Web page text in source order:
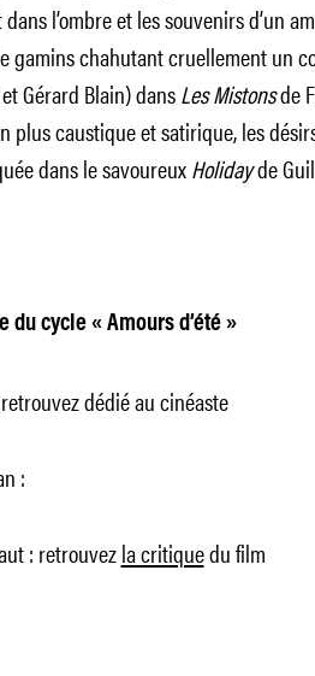
l’ombre et les souvenirs d’un
gamins chahutant cruellement un
Gérard Blain) dansLes Mistonsde
plus caustique et satirique, les
dans le savoureuxHolidayde
cycle « Amours d’été »
dédié au cinéaste
:
: retrouvezla critiquedu film